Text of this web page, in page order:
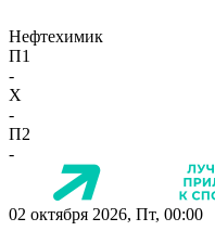
Нефтехимик
П1
-
X
-
П2
-
02 октября 2026, Пт, 00:00